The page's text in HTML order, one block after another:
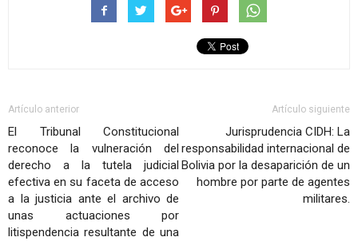
Artículo anterior
El Tribunal Constitucional
reconoce la vulneración del
derecho a la tutela judicial
efectiva en su faceta de acceso
a la justicia ante el archivo de
unas actuaciones por
litispendencia resultante de una
Artículo siguiente
Jurisprudencia CIDH: La
responsabilidad internacional de
Bolivia por la desaparición de un
hombre por parte de agentes
militares.